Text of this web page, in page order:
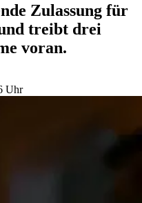
Zulassung für
treibt drei
voran.
Uhr